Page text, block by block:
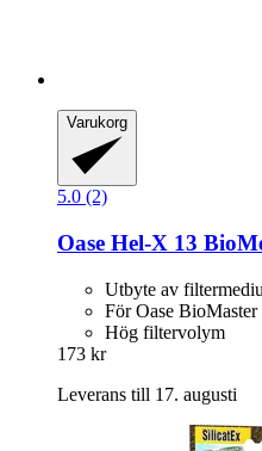
Varukorg
5.0 (2)
Oase Hel-​X 13
Utbyte av
För Oase BioMaster
Hög filtervolym
173 kr
Leverans till 17. augusti